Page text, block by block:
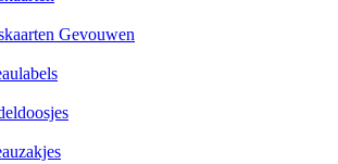
Gevouwen